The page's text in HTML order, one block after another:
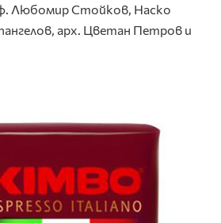
Любомир Стойков, Наско
арх. Цветан Петров и